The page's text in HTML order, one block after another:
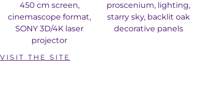
450 cm screen,
cinemascope format,
SONY 3D/4K laser
projector
proscenium, lighting,
starry sky, backlit oak
decorative panels
VISIT THE SITE